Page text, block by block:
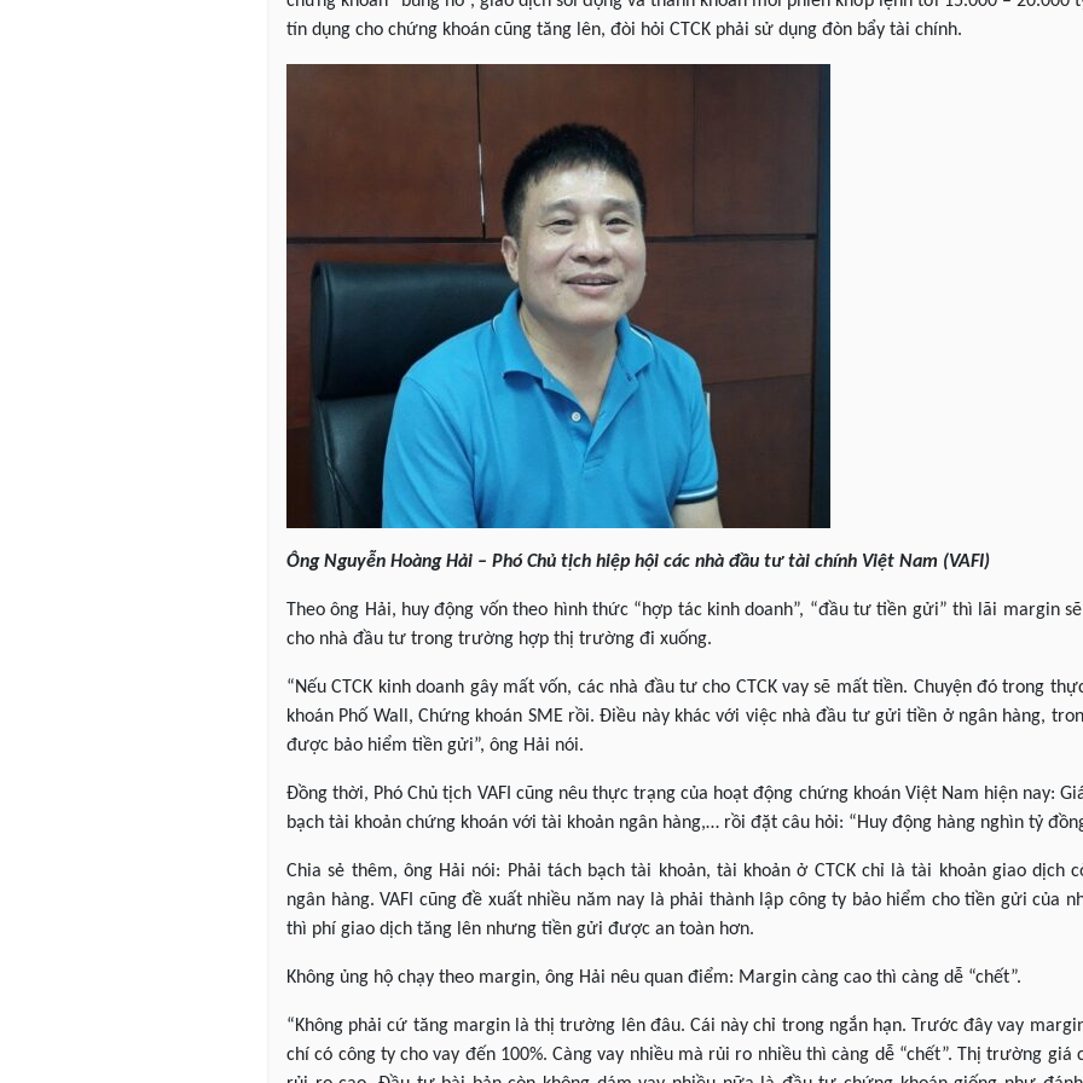
tín dụng cho chứng khoán cũng tăng lên, đòi hỏi CTCK phải sử dụng đòn bẩy tài chính.
Ông Nguyễn Hoàng Hải – Phó Chủ tịch hiệp hội các nhà đầu tư tài chính Việt Nam (VAFI)
Theo ông Hải, huy động vốn theo hình thức “hợp tác kinh doanh”, “đầu tư tiền gửi” thì lãi margin
cho nhà đầu tư trong trường hợp thị trường đi xuống.
“Nếu CTCK kinh doanh gây mất vốn, các nhà đầu tư cho CTCK vay sẽ mất tiền. Chuyện đó trong
khoán Phố Wall, Chứng khoán SME rồi. Điều này khác với việc nhà đầu tư gửi tiền ở ngân hàng,
được bảo hiểm tiền gửi”, ông Hải nói.
Đồng thời, Phó Chủ tịch VAFI cũng nêu thực trạng của hoạt động chứng khoán Việt Nam hiện nay:
bạch tài khoản chứng khoán với tài khoản ngân hàng,… rồi đặt câu hỏi: “Huy động hàng nghìn tỷ
Chia sẻ thêm, ông Hải nói: Phải tách bạch tài khoản, tài khoản ở CTCK chỉ là tài khoản giao dịch
ngân hàng. VAFI cũng đề xuất nhiều năm nay là phải thành lập công ty bảo hiểm cho tiền gửi của
thì phí giao dịch tăng lên nhưng tiền gửi được an toàn hơn.
Không ủng hộ chạy theo margin, ông Hải nêu quan điểm: Margin càng cao thì càng dễ “chết”.
“Không phải cứ tăng margin là thị trường lên đâu. Cái này chỉ trong ngắn hạn. Trước đây vay
chí có công ty cho vay đến 100%. Càng vay nhiều mà rủi ro nhiều thì càng dễ “chết”. Thị trường